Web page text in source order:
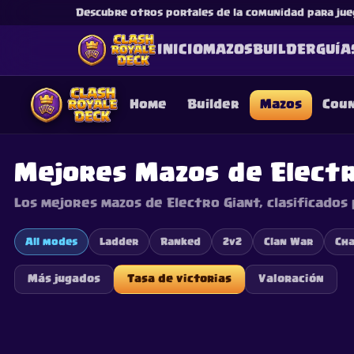
Descubre otros portales de la comunidad para
INICIOMAZOSBUILDER
Home Builder Mazos
Mejores Mazos de
Los mejores mazos de Electro Giant,
All modes Ladder Ranked 2v2 Clan War
Más jugados Tasa de victorias Valoración
This content is not